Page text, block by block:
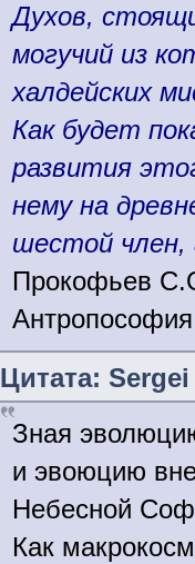
Духов,
могучий из
халдейских
Как будет
развития
нему на
шестой
Прокофьев
Цитата:
Зная
и эвоюцию
Небесной
Как